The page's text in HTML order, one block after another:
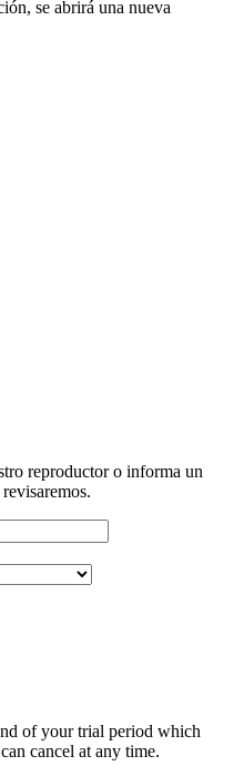
se abrirá una nueva
reproductor o informa un
of your trial period which
cancel at any time.